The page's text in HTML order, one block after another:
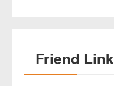
Friend